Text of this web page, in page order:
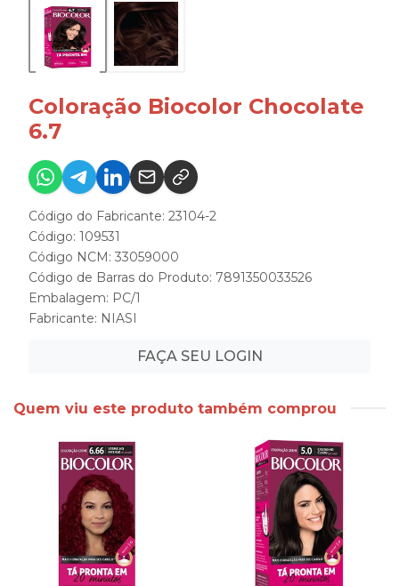
Coloração Biocolor Chocolate
6.7
Código do Fabricante: 23104-2
Código: 109531
Código NCM: 33059000
Código de Barras do Produto: 7891350033526
Embalagem: PC/1
Fabricante: NIASI
FAÇA SEU LOGIN
Quem viu este produto também comprou